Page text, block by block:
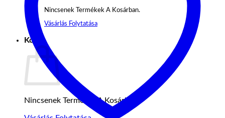
Nincsenek Termékek A Kosárban.
Vásárlás Folytatása
Kosár
Nincsenek Termékek A Kosárban.